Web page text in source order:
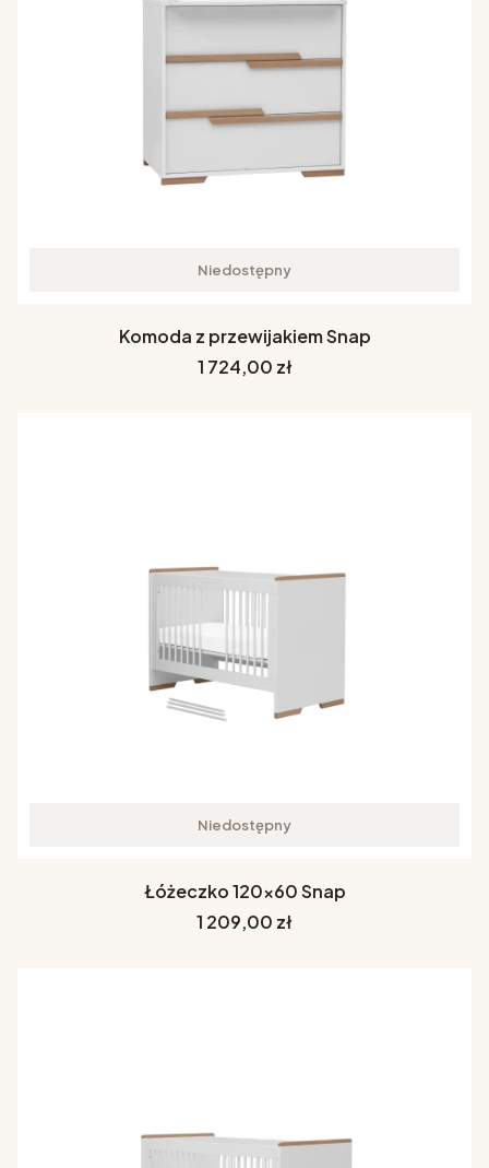
Niedostępny
Komoda z przewijakiem Snap
Cena
1 724,00 zł
Niedostępny
Łóżeczko 120x60 Snap
Cena
1 209,00 zł